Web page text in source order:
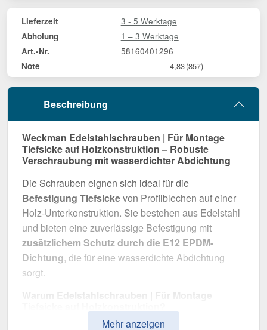
Lieferzeit 3 - 5 Werktage
Abholung 1 – 3 Werktage
Art.-Nr. 58160401296
Note 4,83(857)
Beschreibung
Weckman Edelstahlschrauben | Für Montage
Tiefsicke auf Holzkonstruktion – Robuste
Verschraubung mit wasserdichter Abdichtung
Die Schrauben eignen sich ideal für die
Befestigung Tiefsickevon Profilblechen auf einer
Holz-Unterkonstruktion. Sie bestehen aus Edelstahl
und bieten eine zuverlässige Befestigung mit
zusätzlichem Schutz durch die E12 EPDM-
Dichtung, die für eine wasserdichte Abdichtung
sorgt.
Zuverlässige Befestigung– Entwickelt für
Mehr anzeigen